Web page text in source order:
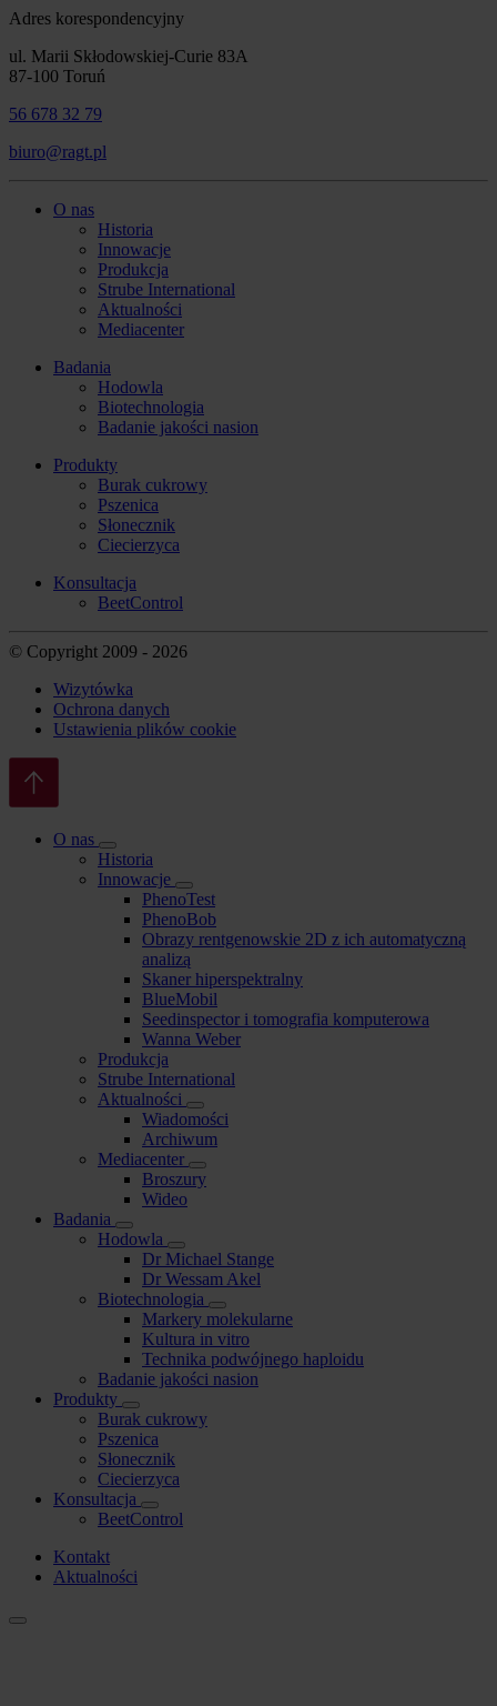
Adres korespondencyjny
ul. Marii Skłodowskiej-Curie 83A
87-100 Toruń
56 678 32 79
biuro@ragt.pl
O nas
Historia
Innowacje
Produkcja
Strube International
Aktualności
Mediacenter
Badania
Hodowla
Biotechnologia
Badanie jakości nasion
Produkty
Burak cukrowy
Pszenica
Słonecznik
Ciecierzyca
Konsultacja
BeetControl
© Copyright 2009 - 2026
Wizytówka
Ochrona danych
Ustawienia plików cookie
O nas
Historia
Innowacje
PhenoTest
PhenoBob
Obrazy rentgenowskie 2D z ich automatyczną
analizą
Skaner hiperspektralny
BlueMobil
Seedinspector i tomografia komputerowa
Wanna Weber
Produkcja
Strube International
Aktualności
Wiadomości
Archiwum
Mediacenter
Broszury
Wideo
Badania
Hodowla
Dr Michael Stange
Dr Wessam Akel
Biotechnologia
Markery molekularne
Kultura in vitro
Technika podwójnego haploidu
Badanie jakości nasion
Produkty
Burak cukrowy
Pszenica
Słonecznik
Ciecierzyca
Konsultacja
BeetControl
Kontakt
Aktualności